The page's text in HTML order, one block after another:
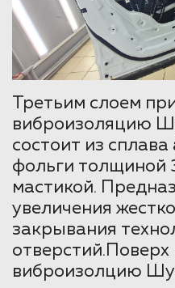
Третьим слоем
виброизоляцию
состоит из сплава
фольги толщиной
мастикой.
увеличения
закрывания
виброизолцию